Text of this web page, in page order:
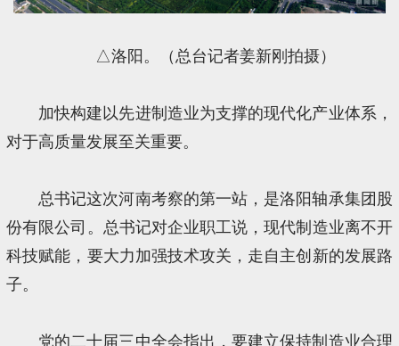
△洛阳。（总台记者姜新刚拍摄）
加快构建以先进制造业为支撑的现代化产业体系，
对于高质量发展至关重要。
总书记这次河南考察的第一站，是洛阳轴承集团股
份有限公司。总书记对企业职工说，现代制造业离不开
科技赋能，要大力加强技术攻关，走自主创新的发展路
子。
党的二十届三中全会指出，要建立保持制造业合理